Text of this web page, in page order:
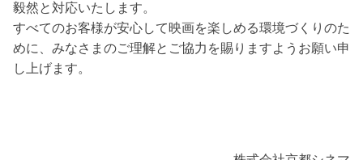
毅然と対応いたします。
すべてのお客様が安心して映画を楽しめる環境づくりのた
めに、みなさまのご理解とご協力を賜りますようお願い申
し上げます。